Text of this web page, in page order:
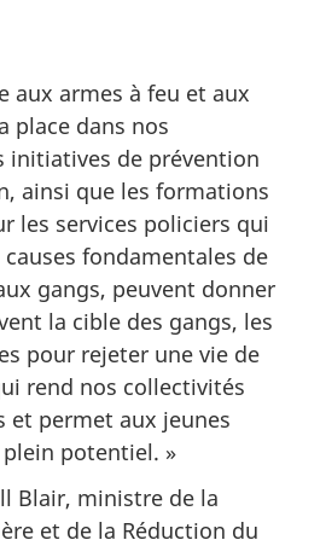
aux armes à feu et aux
place dans nos
initiatives de prévention
ainsi que les formations
les services policiers qui
fondamentales de
gangs, peuvent donner
la cible des gangs, les
pour rejeter une vie de
rend nos collectivités
et permet aux jeunes
potentiel. »
Blair, ministre de la
et de la Réduction du